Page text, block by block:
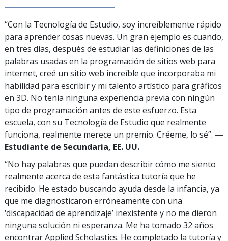
“Con la Tecnología de Estudio, soy increíblemente rápido
para aprender cosas nuevas. Un gran ejemplo es cuando,
en tres días, después de estudiar las definiciones de las
palabras usadas en la programación de sitios web para
internet, creé un sitio web increíble que incorporaba mi
habilidad para escribir y mi talento artístico para gráficos
en 3D. No tenía ninguna experiencia previa con ningún
tipo de programación antes de este esfuerzo. Esta
escuela, con su Tecnología de Estudio que realmente
funciona, realmente merece un premio. Créeme, lo sé”. —
Estudiante de Secundaria, EE. UU.
“No hay palabras que puedan describir cómo me siento
realmente acerca de esta fantástica tutoría que he
recibido. He estado buscando ayuda desde la infancia, ya
que me diagnosticaron erróneamente con una
‘discapacidad de aprendizaje’ inexistente y no me dieron
ninguna solución ni esperanza. Me ha tomado 32 años
encontrar Applied Scholastics. He completado la tutoría y